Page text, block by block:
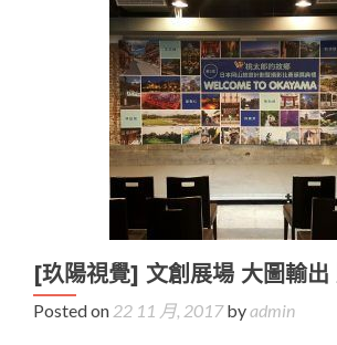
[玖陽視覺] 文創展場 大圖輸出
Posted on 22 11 月, 2017byadmin